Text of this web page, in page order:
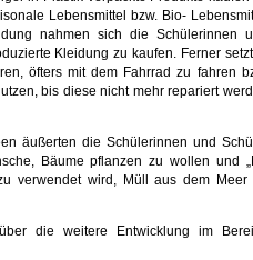
Lebensmittel bzw. Bio-
nahmen sich die Schülerinnen
Kleidung zu kaufen. Ferner
öfters mit dem Fahrrad zu fahren
bis diese nicht mehr repariert
äußerten die Schülerinnen und
Bäume pflanzen zu wollen und
verwendet wird, Müll aus dem Meer
die weitere Entwicklung im